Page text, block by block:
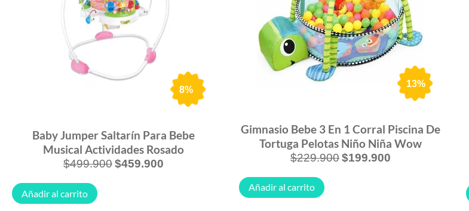
8%
Baby Jumper Saltarín Para Bebe
Musical Actividades Rosado
$499.900$459.900
Añadir al carrito
13%
Gimnasio Bebe 3 En 1 Corral Piscina De
Tortuga Pelotas Niño Niña Wow
$229.900$199.900
Añadir al carrito